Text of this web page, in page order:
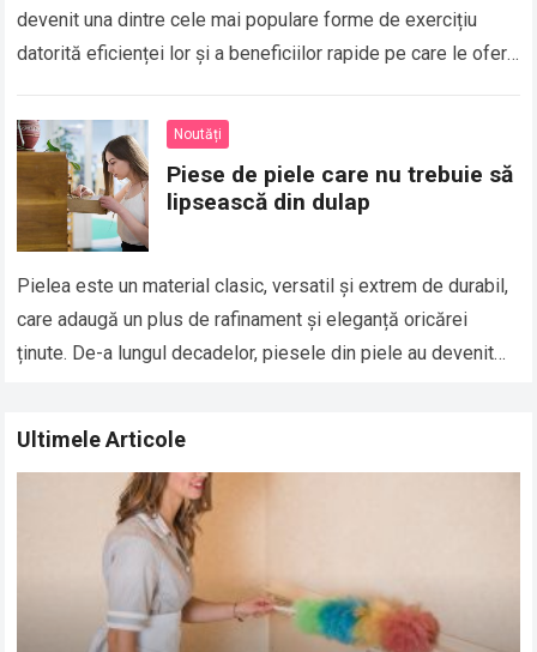
devenit una dintre cele mai populare forme de exercițiu
datorită eficienței lor și a beneficiilor rapide pe care le oferă
Noutăți
Piese de piele care nu trebuie să
lipsească din dulap
Pielea este un material clasic, versatil și extrem de durabil,
care adaugă un plus de rafinament și eleganță oricărei
ținute. De-a lungul decadelor, piesele din piele au devenit
Ultimele Articole